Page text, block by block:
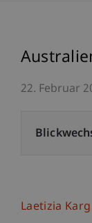
22. Februar
Laetizia Karg